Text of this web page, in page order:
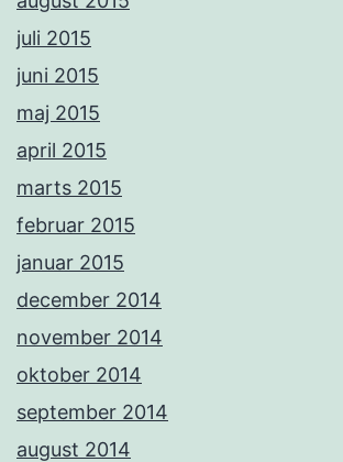
juli 2015
juni 2015
maj 2015
april 2015
marts 2015
februar 2015
januar 2015
december 2014
november 2014
oktober 2014
september 2014
august 2014